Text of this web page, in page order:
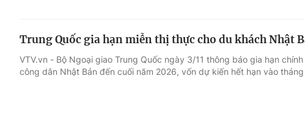
Trung Quốc gia hạn miễn thị thực cho du khách Nhật
VTV.vn - Bộ Ngoại giao Trung Quốc ngày 3/11 thông báo gia hạn
công dân Nhật Bản đến cuối năm 2026, vốn dự kiến hết hạn vào